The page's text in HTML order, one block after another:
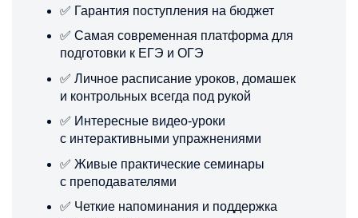
✅ Гарантия поступления на бюджет
✅ Самая современная платформа для
подготовки к ЕГЭ и ОГЭ
✅ Личное расписание уроков, домашек
и контрольных всегда под рукой
✅ Интересные видео-уроки
с интерактивными упражнениями
✅ Живые практические семинары
с преподавателями
✅ Четкие напоминания и поддержка